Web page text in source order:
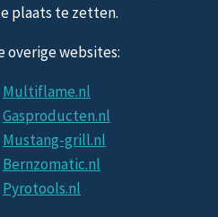
plaats te zetten.
overige websites:
Multiflame.nl
Gasproducten.nl
Mustang-grill.nl
Bernzomatic.nl
Pyrotools.nl